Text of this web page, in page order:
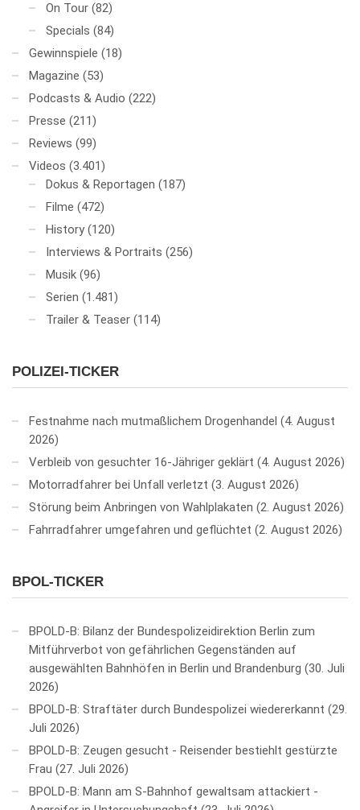
On Tour (82)
Specials (84)
Gewinnspiele (18)
Magazine (53)
Podcasts & Audio (222)
Presse (211)
Reviews (99)
Videos (3.401)
Dokus & Reportagen (187)
Filme (472)
History (120)
Interviews & Portraits (256)
Musik (96)
Serien (1.481)
Trailer & Teaser (114)
POLIZEI-TICKER
Festnahme nach mutmaßlichem Drogenhandel
4. August
2026
Verbleib von gesuchter 16-Jähriger geklärt
4. August 2026
Motorradfahrer bei Unfall verletzt 3. August 2026
Störung beim Anbringen von Wahlplakaten
2. August 2026
Fahrradfahrer umgefahren und geflüchtet
2. August 2026
BPOL-TICKER
BPOLD-B: Bilanz der Bundespolizeidirektion Berlin zum
Mitführverbot von gefährlichen Gegenständen auf
ausgewählten Bahnhöfen in Berlin und Brandenburg 30. Juli
2026
BPOLD-B: Straftäter durch Bundespolizei wiedererkannt
29.
Juli 2026
BPOLD-B: Zeugen gesucht - Reisender bestiehlt gestürzte
Frau
27. Juli 2026
BPOLD-B: Mann am S-Bahnhof gewaltsam attackiert -